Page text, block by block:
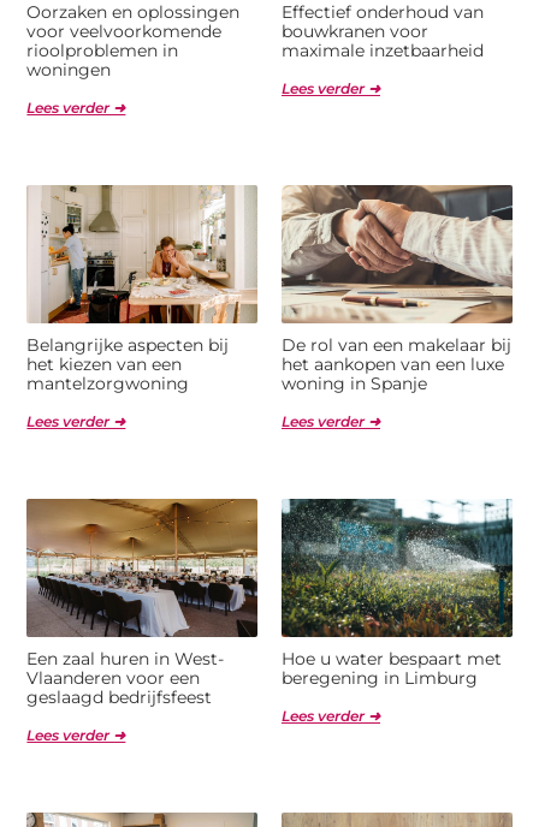
Oorzaken en oplossingen
voor veelvoorkomende
rioolproblemen in
woningen
Lees verder ➜
Effectief onderhoud van
bouwkranen voor
maximale inzetbaarheid
Lees verder ➜
Belangrijke aspecten bij
het kiezen van een
mantelzorgwoning
Lees verder ➜
De rol van een makelaar bij
het aankopen van een luxe
woning in Spanje
Lees verder ➜
Een zaal huren in West-
Vlaanderen voor een
geslaagd bedrijfsfeest
Lees verder ➜
Hoe u water bespaart met
beregening in Limburg
Lees verder ➜